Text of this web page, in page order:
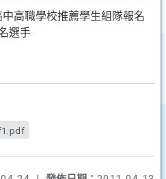
高職學校推薦學生組隊報名
選手